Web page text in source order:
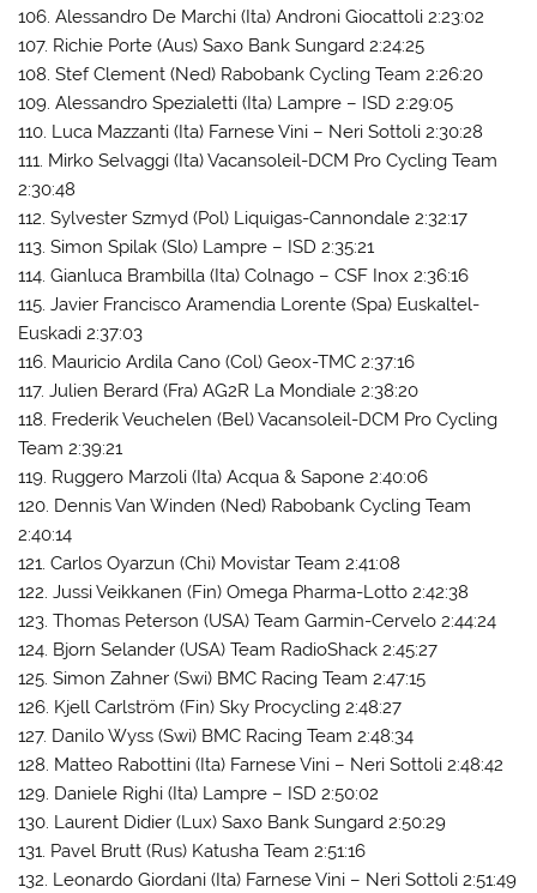
106. Alessandro De Marchi (Ita) Androni Giocattoli 2:23:02
107. Richie Porte (Aus) Saxo Bank Sungard 2:24:25
108. Stef Clement (Ned) Rabobank Cycling Team 2:26:20
109. Alessandro Spezialetti (Ita) Lampre – ISD 2:29:05
110. Luca Mazzanti (Ita) Farnese Vini – Neri Sottoli 2:30:28
111. Mirko Selvaggi (Ita) Vacansoleil-DCM Pro Cycling Team
2:30:48
112. Sylvester Szmyd (Pol) Liquigas-Cannondale 2:32:17
113. Simon Spilak (Slo) Lampre – ISD 2:35:21
114. Gianluca Brambilla (Ita) Colnago – CSF Inox 2:36:16
115. Javier Francisco Aramendia Lorente (Spa) Euskaltel-
Euskadi 2:37:03
116. Mauricio Ardila Cano (Col) Geox-TMC 2:37:16
117. Julien Berard (Fra) AG2R La Mondiale 2:38:20
118. Frederik Veuchelen (Bel) Vacansoleil-DCM Pro Cycling
Team 2:39:21
119. Ruggero Marzoli (Ita) Acqua & Sapone 2:40:06
120. Dennis Van Winden (Ned) Rabobank Cycling Team
2:40:14
121. Carlos Oyarzun (Chi) Movistar Team 2:41:08
122. Jussi Veikkanen (Fin) Omega Pharma-Lotto 2:42:38
123. Thomas Peterson (USA) Team Garmin-Cervelo 2:44:24
124. Bjorn Selander (USA) Team RadioShack 2:45:27
125. Simon Zahner (Swi) BMC Racing Team 2:47:15
126. Kjell Carlström (Fin) Sky Procycling 2:48:27
127. Danilo Wyss (Swi) BMC Racing Team 2:48:34
128. Matteo Rabottini (Ita) Farnese Vini – Neri Sottoli 2:48:42
129. Daniele Righi (Ita) Lampre – ISD 2:50:02
130. Laurent Didier (Lux) Saxo Bank Sungard 2:50:29
131. Pavel Brutt (Rus) Katusha Team 2:51:16
132. Leonardo Giordani (Ita) Farnese Vini – Neri Sottoli 2:51:49